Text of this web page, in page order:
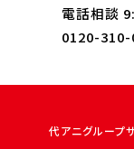
電話相談
0120-310-
代アニグループ